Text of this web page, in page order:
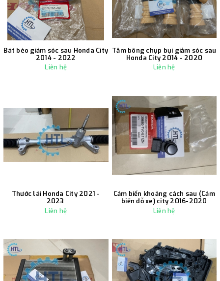
Bát bèo giảm sóc sau Honda City
2014 - 2022
Liên hệ
Tăm bông chụp bụi giảm sóc sau
Honda City 2014 - 2020
Liên hệ
Thước lái Honda City 2021 -
2023
Liên hệ
Cảm biến khoảng cách sau (Cảm
biến đỗ xe) city 2016-2020
Liên hệ